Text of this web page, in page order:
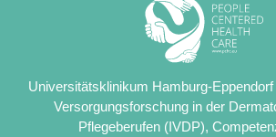
Universitätsklinikum Hamburg-
Versorgungsforschung in der
Pflegeberufen (IVDP),